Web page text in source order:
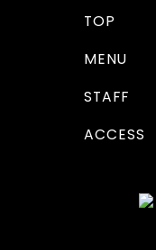
TOP
MENU
STAFF
ACCESS